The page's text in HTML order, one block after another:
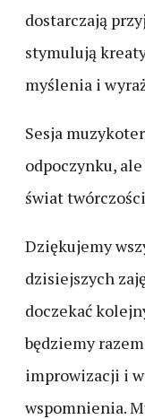
dostarczają
stymulują
myślenia i
Sesja
odpoczynku,
świat
Dziękujemy
dzisiejszych
doczekać
będziemy
improwizacji i
wspomnienia.